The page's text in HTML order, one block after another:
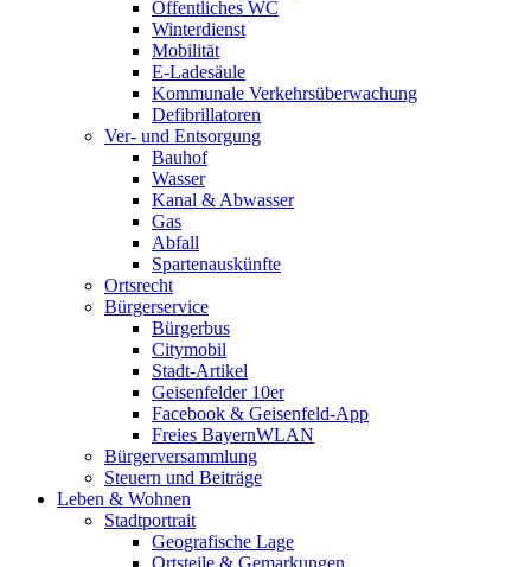
Öffentliches WC
Winterdienst
Mobilität
E-Ladesäule
Kommunale Verkehrsüberwachung
Defibrillatoren
Ver- und Entsorgung
Bauhof
Wasser
Kanal & Abwasser
Gas
Abfall
Spartenauskünfte
Ortsrecht
Bürgerservice
Bürgerbus
Citymobil
Stadt-Artikel
Geisenfelder 10er
Facebook & Geisenfeld-App
Freies BayernWLAN
Bürgerversammlung
Steuern und Beiträge
Leben & Wohnen
Stadtportrait
Geografische Lage
Ortsteile & Gemarkungen